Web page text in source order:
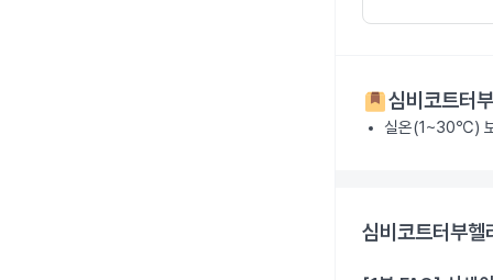
심비코트
실온(1~30℃)
심비코트터부